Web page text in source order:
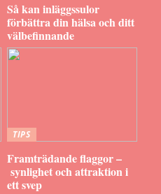
Så kan inläggssulor
förbättra din hälsa och ditt
välbefinnande
TIPS
Framträdande flaggor –
synlighet och attraktion i
ett svep